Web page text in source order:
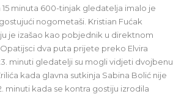
15 minuta 600-tinjak gledatelja imalo je
nogometaši. Kristian Fućak
je izašao kao pobjednik u direktnom
dva puta prijete preko Elvira
minuti gledatelji su mogli vidjeti dvojbenu
kada glavna sutkinja Sabina Bolić nije
minuti kada se kontra gostiju izrodila